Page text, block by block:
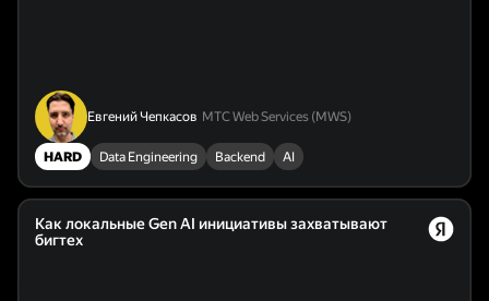
Евгений Чепкасов МТС Web Services (MWS)
HARD Data Engineering Backend AI
Как локальные Gen AI инициативы захватывают
бигтех